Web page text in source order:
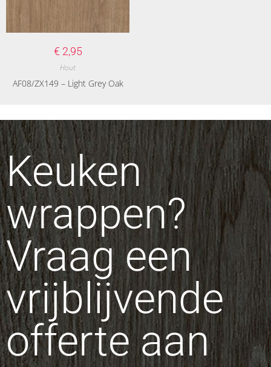
€ 2,95
Hout
AF08/ZX149 – Light Grey Oak
Keuken
wrappen?
Vraag een
vrijblijvende
offerte aan